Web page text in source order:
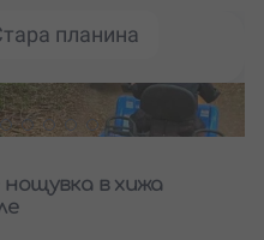
планина
в хижа